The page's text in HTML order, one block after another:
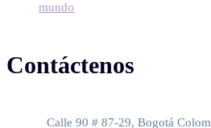
mundo
Contáctenos
Calle 90 # 87-29, Bogotá